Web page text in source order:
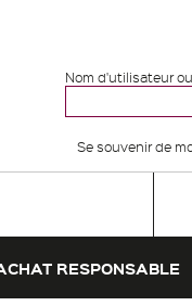
Nom d'utilisateur
Se souvenir de
RESPONSABLE